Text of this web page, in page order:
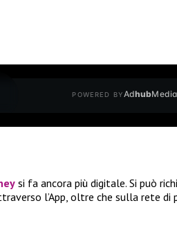
POWERED BYAdhubMedia
si fa ancora più digitale. Si può
l’App, oltre che sulla rete di